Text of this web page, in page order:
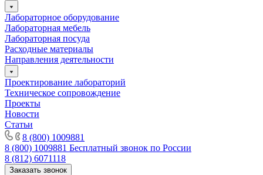
Лабораторное оборудование
Лабораторная мебель
Лабораторная посуда
Расходные материалы
Направления деятельности
Проектирование лабораторий
Техническое сопровождение
Проекты
Новости
Статьи
8 (800) 1009881
8 (800) 1009881 Бесплатный звонок по России
8 (812) 6071118
Заказать звонок